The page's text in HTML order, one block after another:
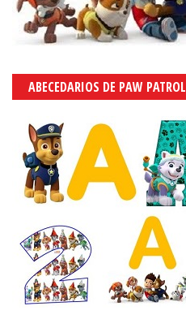
ABECEDARIOS DE PAW PATROL